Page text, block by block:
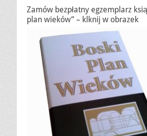
Zamów bezpłatny egzemplarz
plan wieków” – klknij w obrazek